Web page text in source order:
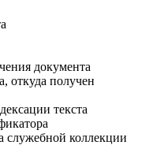
документа
откуда получен
текста
служебной коллекции